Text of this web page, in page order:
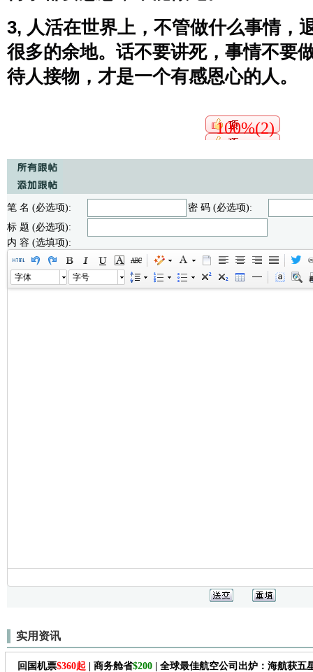
3, 人活在世界上，不管做什么事情，
很多的余地。话不要讲死，事情不要
待人接物，才是一个有感恩心的人。
100%(2)
笔 名 (必选项):
密 码 (必选项):
标 题 (必选项):
内 容 (选填项):
字体 字号
实用资讯
回国机票$360起 | 商务舱省$200 | 全球最佳航空公司出炉：海航获五